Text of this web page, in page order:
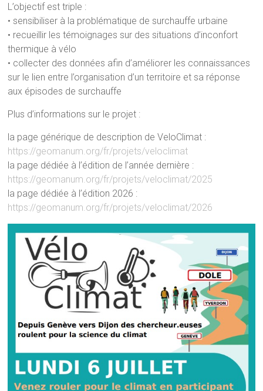
L’objectif est triple :
• sensibiliser à la problématique de surchauffe urbaine
• recueillir les témoignages sur des situations d’inconfort
thermique à vélo
• collecter des données afin d’améliorer les connaissances
sur le lien entre l’organisation d’un territoire et sa réponse
aux épisodes de surchauffe
Plus d’informations sur le projet :
la page générique de description de VeloClimat :
https://geomanum.org/fr/projets/veloclimat
la page dédiée à l’édition de l’année dernière :
https://geomanum.org/fr/projets/veloclimat/2025
la page dédiée à l’édition 2026 :
https://geomanum.org/fr/projets/veloclimat/2026